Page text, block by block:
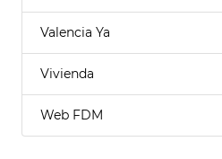
Valencia Ya
Vivienda
Web FDM